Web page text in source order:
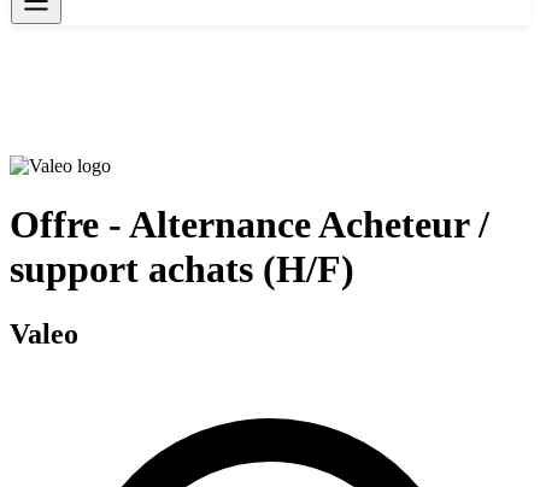
Offre - Alternance Acheteur /
support achats (H/F)
Valeo